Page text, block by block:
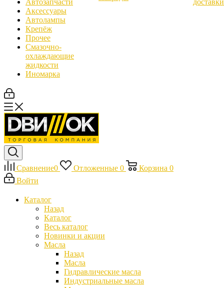
Автозапчасти
Аксессуары
Автолампы
Крепёж
Прочее
Смазочно-
охлаждающие
жидкости
Иномарка
доставки
Сравнение0 Отложенные 0 Корзина 0
Войти
Каталог
Назад
Каталог
Весь каталог
Новинки и акции
Масла
Назад
Масла
Гидравлические масла
Индустриальные масла